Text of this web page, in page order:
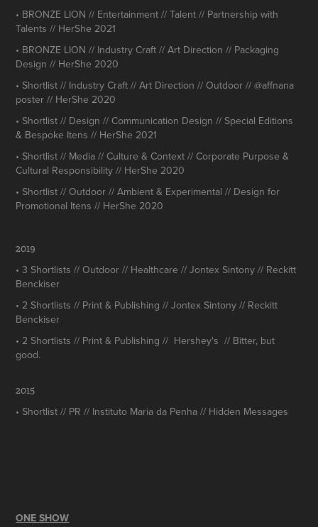
• BRONZE LION // Entertainment // Talent // Partnership with
Talents // HerShe 2021
• BRONZE LION // Industry Craft // Art Direction // Packaging
Design // HerShe 2020
• Shortlist // Industry Craft // Art Direction // Outdoor // @affnana
poster // HerShe 2020
• Shortlist // Design // Communication Design // Special Editions
& Bespoke Itens // HerShe 2021
• Shortlist // Media // Culture & Context // Corporate Purpose &
Cultural Responsibility // HerShe 2020
• Shortlist // Outdoor // Ambient & Experimental // Design for
Promotional Itens // HerShe 2020
2019
• 3 Shortlists // Outdoor // Healthcare // Jontex Sintony // Reckitt
Benckiser
• 2 Shortlists // Print & Publishing // Jontex Sintony // Reckitt
Benckiser
• 2 Shortlists // Print & Publishing // Hershey's // Bitter, but
good.
2015
• Shortlist // PR // Instituto Maria da Penha // Hidden Messages
ONE SHOW